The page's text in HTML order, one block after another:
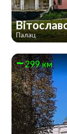
Палац
299 км